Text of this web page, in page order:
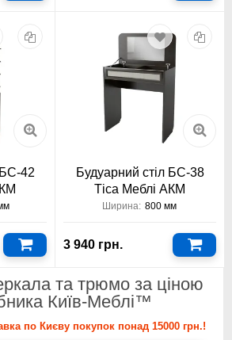
БС-42
Будуарний стіл БС-38
Тіса Меблі АКМ
Ширина: 800 мм
3 940 грн.
та трюмо за ціною
Київ-Меблі™
по Києву покупок понад 15000 грн.!